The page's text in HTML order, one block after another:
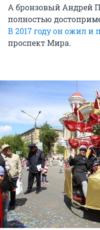
А бронзовый Андрей
полностью
В 2017 году он ожил и
проспект Мира.